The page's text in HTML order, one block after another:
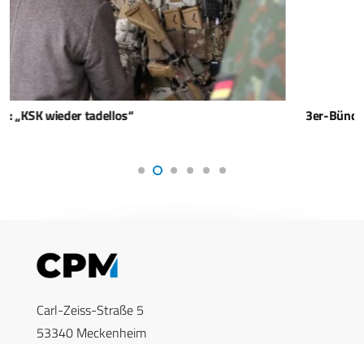
3er-Bündnis will Drohnenabwehrboot bauen
Carl-Zeiss-Straße 5
53340 Meckenheim